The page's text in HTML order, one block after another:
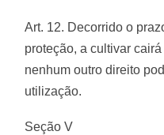
Art. 12. Decorrido o
proteção, a cultivar
nenhum outro direito
utilização.
Seção V